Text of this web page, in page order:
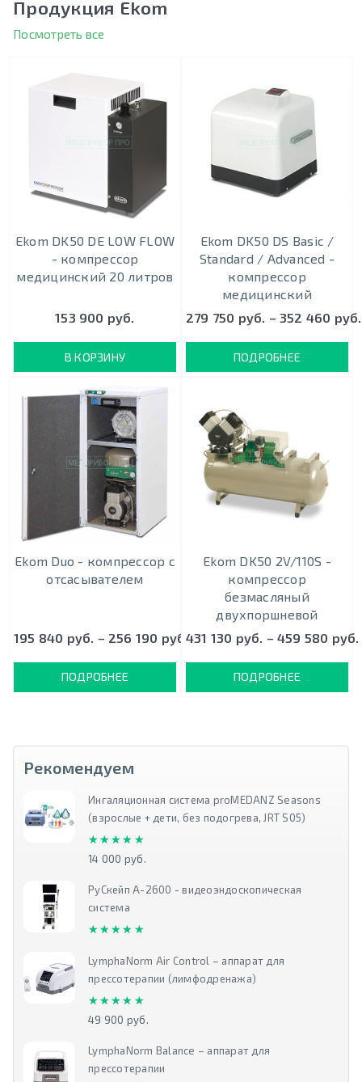
Продукция Ekom
Посмотреть все
Ekom DK50 DE LOW FLOW
- компрессор
медицинский 20 литров
153 900 руб.
В КОРЗИНУ
Ekom DK50 DS Basic /
Standard / Advanced -
компрессор
медицинский
279 750 руб. – 352 460 руб.
ПОДРОБНЕЕ
Ekom Duo - кoмпрeccoр c
oтcacывaтeлeм
195 840 руб. – 256 190 руб.
ПОДРОБНЕЕ
Ekom DK50 2V/110S -
кoмпрeccoр
безмасляный
двухпоршневой
431 130 руб. – 459 580 руб.
ПОДРОБНЕЕ
Рекомендуем
Ингаляционная система proMEDANZ Seasons
(взрослые + дети, без подогрева, JRT S05)
★★★★★
★★★★★
14 000 руб.
РуСкейп А-2600 - видеоэндоскопическая
система
★★★★★
★★★★★
LymphaNorm Air Control – аппарат для
прессотерапии (лимфодренажа)
★★★★★
★★★★★
49 900 руб.
LymphaNorm Balance – аппарат для
прессотерапии